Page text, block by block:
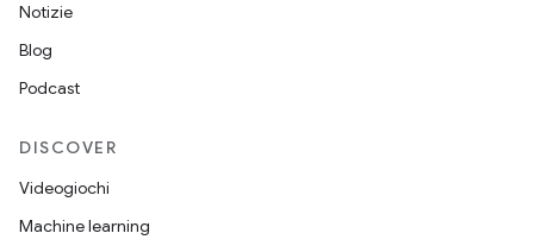
Notizie
Blog
Podcast
DISCOVER
Videogiochi
Machine learning